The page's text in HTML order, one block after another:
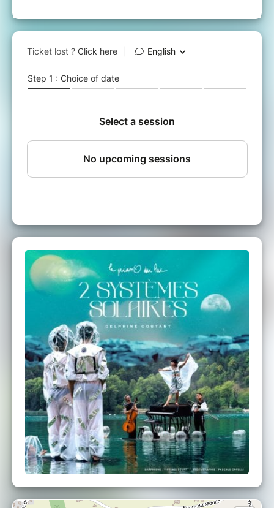
LIEU
Route de Saubrigues, Espace Robert
Cette tournée est autofinancée, elle existe
Prix conseillé 12€ / Prix de soutien 18€
Vous pouvez donner plus pour soutenir le
Vous pouvez donner moins si vous avez un
HORAIRES
Ouverture de la billetterie sur place à 19h.
Spectacle à 20h, d'une durée d'1h15.
INFOS PRATIQUES
- Fléchage depuis les parkings.
- En cas de petite pluie le concert est
maintenu. A vos parapluies!
- Placement libre. Pensez à amener votre « kit
confort » (coussin, plaid, siège pliant...)
- N'hésitez pas à ramener votre pique-nique.
Petite restauration possible sur la plupart des
lieux de jeu, renseignez-vous.
- Application des consignes gouvernementales
en vigueur le jour du spectacle.